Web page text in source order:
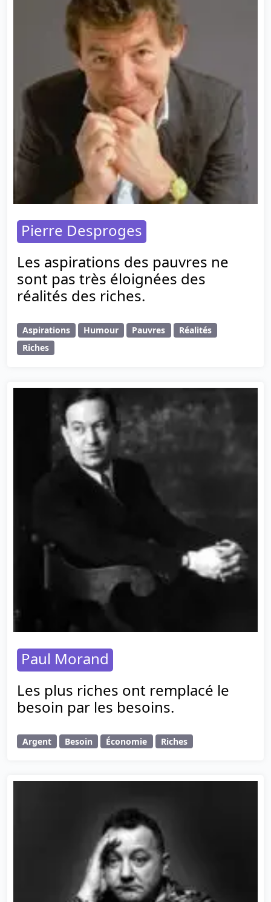
Pierre Desproges
Les aspirations des pauvres ne
sont pas très éloignées des
réalités des riches.
Aspirations Humour Pauvres
Réalités
Riches
Paul Morand
Les plus riches ont remplacé le
besoin par les besoins.
Argent Besoin Économie Riches